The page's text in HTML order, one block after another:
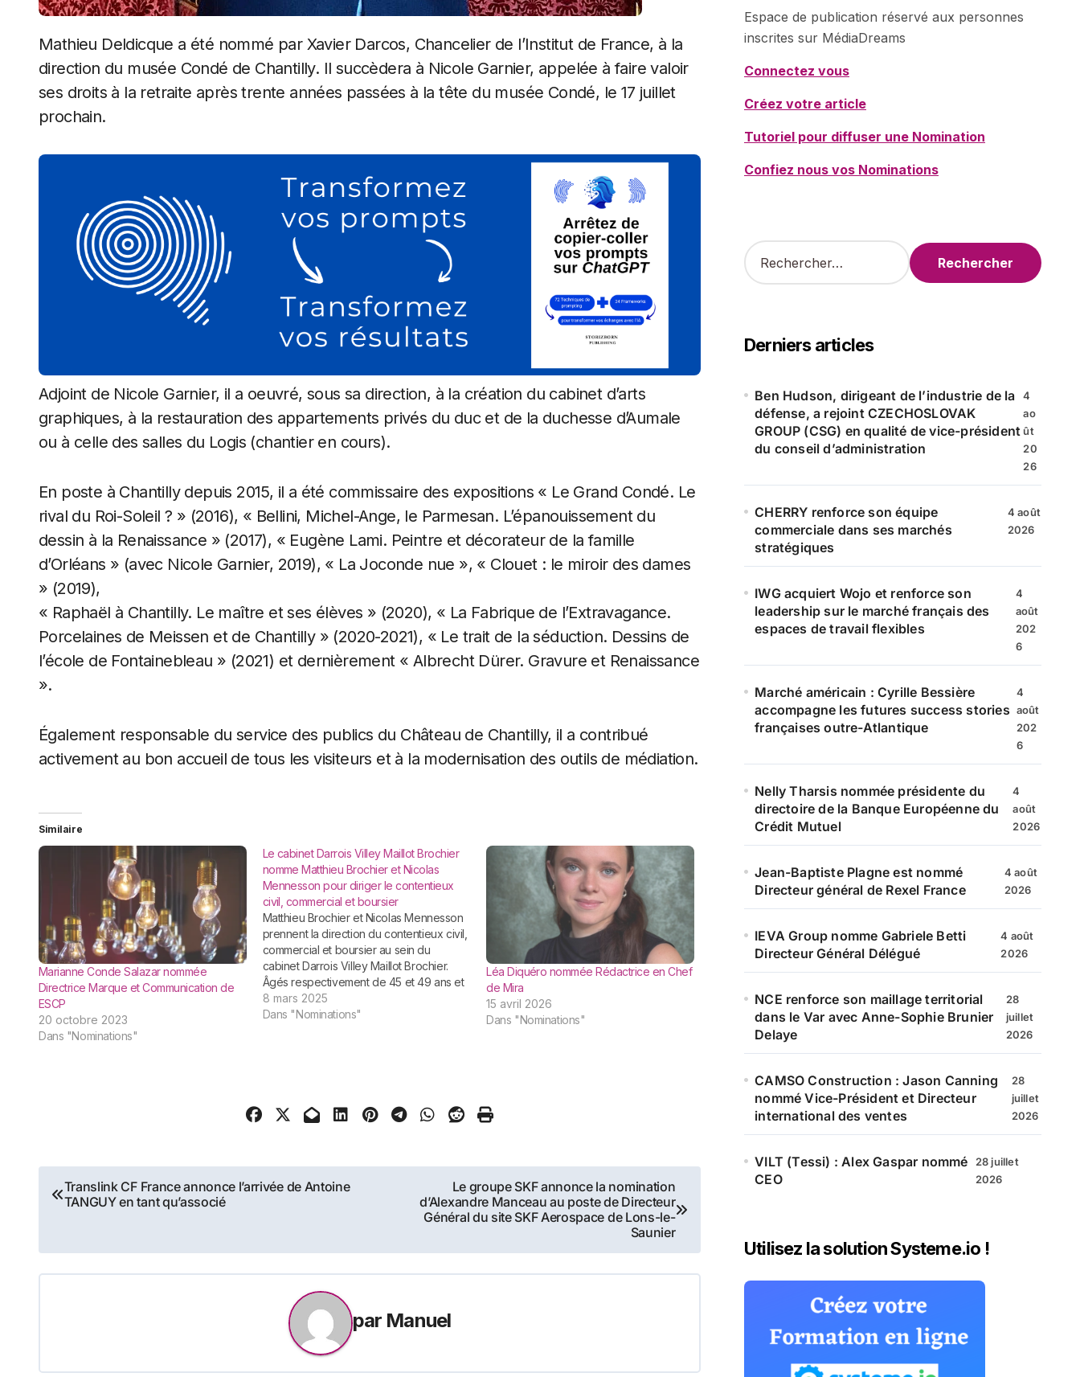
Mathieu Deldicque a été nommé par Xavier Darcos, Chancelier de l’Institut de France, à la
direction du musée Condé de Chantilly. Il succèdera à Nicole Garnier, appelée à faire valoir
ses droits à la retraite après trente années passées à la tête du musée Condé, le 17 juillet
prochain.
Adjoint de Nicole Garnier, il a oeuvré, sous sa direction, à la création du cabinet d’arts
graphiques, à la restauration des appartements privés du duc et de la duchesse d’Aumale
ou à celle des salles du Logis (chantier en cours).
En poste à Chantilly depuis 2015, il a été commissaire des expositions « Le Grand Condé. Le
rival du Roi-Soleil ? » (2016), « Bellini, Michel-Ange, le Parmesan. L’épanouissement du
dessin à la Renaissance » (2017), « Eugène Lami. Peintre et décorateur de la famille
d’Orléans » (avec Nicole Garnier, 2019), « La Joconde nue », « Clouet : le miroir des dames
» (2019),
« Raphaël à Chantilly. Le maître et ses élèves » (2020), « La Fabrique de l’Extravagance.
Porcelaines de Meissen et de Chantilly » (2020-2021), « Le trait de la séduction. Dessins de
l’école de Fontainebleau » (2021) et dernièrement « Albrecht Dürer. Gravure et Renaissance
».
Également responsable du service des publics du Château de Chantilly, il a contribué
activement au bon accueil de tous les visiteurs et à la modernisation des outils de médiation.
Similaire
Marianne Conde Salazar nommée
Directrice Marque et Communication de
ESCP
20 octobre 2023
Dans "Nominations"
Le cabinet Darrois Villey Maillot Brochier
nomme Matthieu Brochier et Nicolas
Mennesson pour diriger le contentieux
civil, commercial et boursier
Matthieu Brochier et Nicolas Mennesson
prennent la direction du contentieux civil,
commercial et boursier au sein du
cabinet Darrois Villey Maillot Brochier.
Âgés respectivement de 45 et 49 ans et
associés du cabinet où ils ont accompli
l’essentiel de leur carrière, Matthieu et
8 mars 2025
Dans "Nominations"
Léa Diquéro nommée Rédactrice en Chef
de Mira
15 avril 2026
Dans "Nominations"
Navigation
l’article
Translink CF France annonce l’arrivée de Antoine
TANGUY en tant qu’associé
Le groupe SKF annonce la nomination
d’Alexandre Manceau au poste de Directeur
Général du site SKF Aerospace de Lons-le-
Saunier
par Manuel
Espace de publication réservé aux personnes
inscrites sur MédiaDreams
Connectez vous
Créez votre article
Tutoriel pour diffuser une Nomination
Confiez nous vos Nominations
R
e
r
c
e
Derniers articles
Ben Hudson, dirigeant de l’industrie de la
défense, a rejoint CZECHOSLOVAK
GROUP (CSG) en qualité de vice-président
du conseil d’administration
4
ao
ût
20
26
CHERRY renforce son équipe
commerciale dans ses marchés
stratégiques
4 août
2026
IWG acquiert Wojo et renforce son
leadership sur le marché français des
espaces de travail flexibles
4
août
202
6
Marché américain : Cyrille Bessière
accompagne les futures success stories
françaises outre-Atlantique
4
août
202
6
Nelly Tharsis nommée présidente du
directoire de la Banque Européenne du
Crédit Mutuel
4
août
2026
Jean-Baptiste Plagne est nommé
Directeur général de Rexel France
4 août
2026
IEVA Group nomme Gabriele Betti
Directeur Général Délégué
4 août
2026
NCE renforce son maillage territorial
dans le Var avec Anne-Sophie Brunier
Delaye
28
juillet
2026
CAMSO Construction : Jason Canning
nommé Vice-Président et Directeur
international des ventes
28
juillet
2026
VILT (Tessi) : Alex Gaspar nommé
CEO
28 juillet
2026
Utilisez la solution Systeme.io !